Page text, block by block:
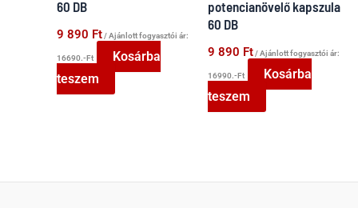
60 DB
9 890 Ft/ Ajánlott fogyasztói ár:
16690.-Ft
Kosárba
teszem
potencianövelő kapszula
60 DB
9 890 Ft/ Ajánlott fogyasztói ár:
16990.-Ft
Kosárba
teszem